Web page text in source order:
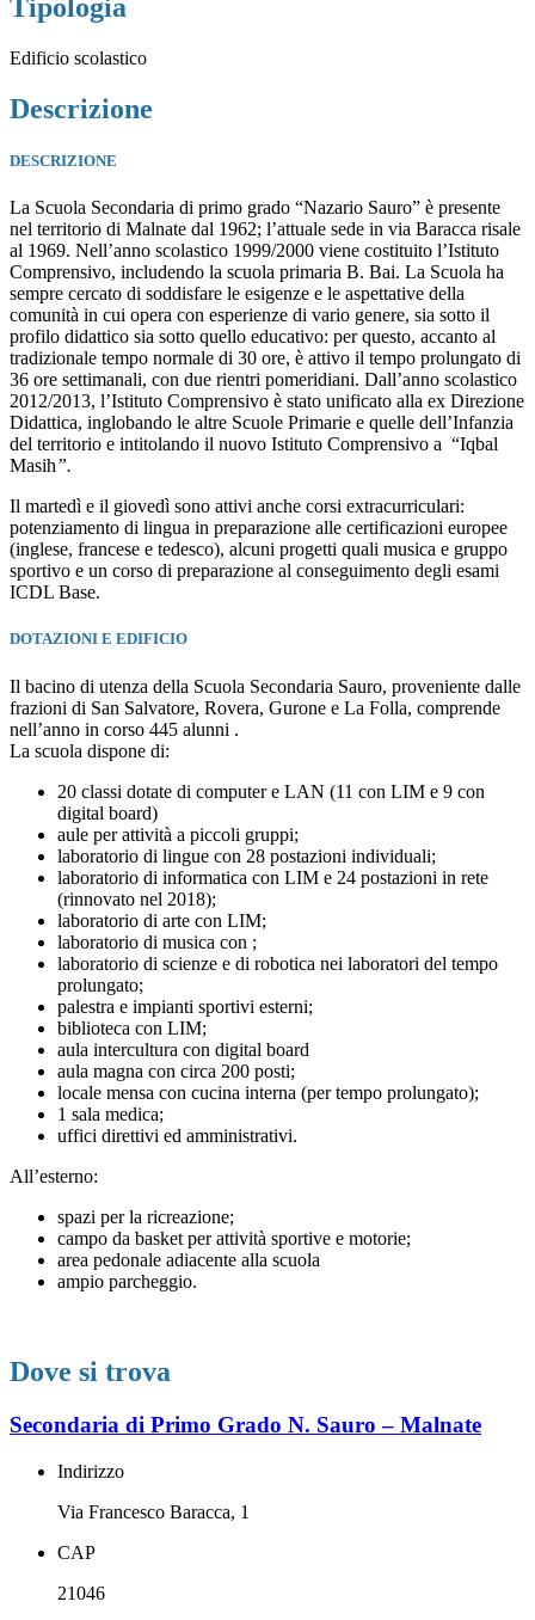
Tipologia
Edificio scolastico
Descrizione
DESCRIZIONE
La Scuola Secondaria di primo grado “Nazario Sauro” è presente
nel territorio di Malnate dal 1962; l’attuale sede in via Baracca risale
al 1969. Nell’anno scolastico 1999/2000 viene costituito l’Istituto
Comprensivo, includendo la scuola primaria B. Bai. La Scuola ha
sempre cercato di soddisfare le esigenze e le aspettative della
comunità in cui opera con esperienze di vario genere, sia sotto il
profilo didattico sia sotto quello educativo: per questo, accanto al
tradizionale tempo normale di 30 ore, è attivo il tempo prolungato di
36 ore settimanali, con due rientri pomeridiani. Dall’anno scolastico
2012/2013, l’Istituto Comprensivo è stato unificato alla ex Direzione
Didattica, inglobando le altre Scuole Primarie e quelle dell’Infanzia
del territorio e intitolando il nuovo Istituto Comprensivo a “Iqbal
Masih”.
Il martedì e il giovedì sono attivi anche corsi extracurriculari:
potenziamento di lingua in preparazione alle certificazioni europee
(inglese, francese e tedesco), alcuni progetti quali musica e gruppo
sportivo e un corso di preparazione al conseguimento degli esami
ICDL Base.
DOTAZIONI E EDIFICIO
Il bacino di utenza della Scuola Secondaria Sauro, proveniente dalle
frazioni di San Salvatore, Rovera, Gurone e La Folla, comprende
nell’anno in corso 445 alunni .
La scuola dispone di:
20 classi dotate di computer e LAN (11 con LIM e 9 con
digital board)
aule per attività a piccoli gruppi;
laboratorio di lingue con 28 postazioni individuali;
laboratorio di informatica con LIM e 24 postazioni in rete
(rinnovato nel 2018);
laboratorio di arte con LIM;
laboratorio di musica con ;
laboratorio di scienze e di robotica nei laboratori del tempo
prolungato;
palestra e impianti sportivi esterni;
biblioteca con LIM;
aula intercultura con digital board
aula magna con circa 200 posti;
locale mensa con cucina interna (per tempo prolungato);
1 sala medica;
uffici direttivi ed amministrativi.
All’esterno:
spazi per la ricreazione;
campo da basket per attività sportive e motorie;
area pedonale adiacente alla scuola
ampio parcheggio.
Dove si trova
Secondaria di Primo Grado N. Sauro – Malnate
Indirizzo
Via Francesco Baracca, 1
CAP
21046